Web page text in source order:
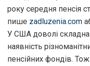
року середня пенсія
пише zadluzenia.com
У США доволі складна
наявність
пенсійних фондів.